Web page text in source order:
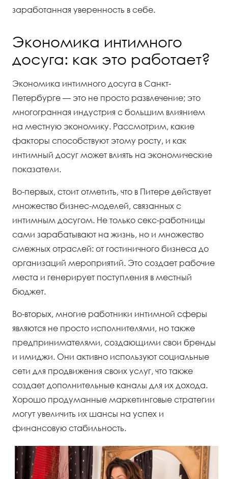
заработанная уверенность в себе.
Экономика интимного
досуга: как это работает?
Экономика интимного досуга в Санкт-
Петербурге — это не просто развлечение; это
многогранная индустрия с большим влиянием
на местную экономику. Рассмотрим, какие
факторы способствуют этому росту, и как
интимный досуг может влиять на экономические
показатели.
Во-первых, стоит отметить, что в Питере действует
множество бизнес-моделей, связанных с
интимным досугом. Не только секс-работницы
сами зарабатывают на жизнь, но и множество
смежных отраслей: от гостиничного бизнеса до
организаций мероприятий. Это создает рабочие
места и генерирует поступления в местный
бюджет.
Во-вторых, многие работники интимной сферы
являются не просто исполнителями, но также
предпринимателями, создающими свои бренды
и имиджи. Они активно используют социальные
сети для продвижения своих услуг, что также
создает дополнительные каналы для их дохода.
Хорошо продуманные маркетинговые стратегии
могут увеличить их шансы на успех и
финансовую стабильность.